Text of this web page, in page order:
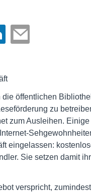
öffentlichen
zu
zum Ausleihen.
eingelassen:
Sie setzen damit
verspricht,